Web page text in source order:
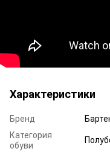
Характеристики
Бренд
Категория
обуви